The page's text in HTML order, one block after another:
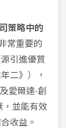
策略中的
常重要的
引進優質
二》），
愛爾達-創
，並能有效
收益。